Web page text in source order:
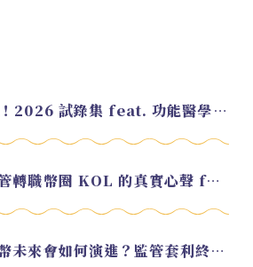
EP.220 好久不見！2026 試錄集 feat. 功能醫學營養師 美寶
EP.219 從銀行高管轉職幣圈 KOL 的真實心聲 feat.龜大
EP.217 美元穩定幣未來會如何演進？監管套利終將收斂？feat. 研究員 余哲安